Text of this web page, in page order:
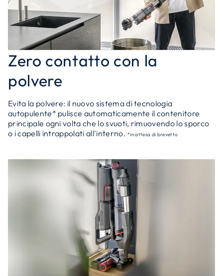
Zero contatto con la
polvere
Evita la polvere: il nuovo sistema di tecnologia
autopulente* pulisce automaticamente il contenitore
principale ogni volta che lo svuoti, rimuovendo lo sporco
o i capelli intrappolati all'interno.*In attesa di brevetto